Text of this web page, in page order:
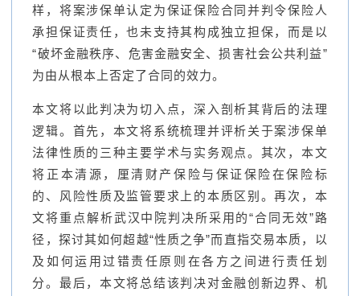
样，将案涉保单认定为保证保险合同并判令保险人
承担保证责任，也未支持其构成独立担保，而是以
“破坏金融秩序、危害金融安全、损害社会公共利益”
为由从根本上否定了合同的效力。
本文将以此判决为切入点，深入剖析其背后的法理
逻辑。首先，本文将系统梳理并评析关于案涉保单
法律性质的三种主要学术与实务观点。其次，本文
将正本清源，厘清财产保险与保证保险在保险标
的、风险性质及监管要求上的本质区别。再次，本
文将重点解析武汉中院判决所采用的“合同无效”路
径，探讨其如何超越“性质之争”而直指交易本质，以
及如何运用过错责任原则在各方之间进行责任划
分。最后，本文将总结该判决对金融创新边界、机